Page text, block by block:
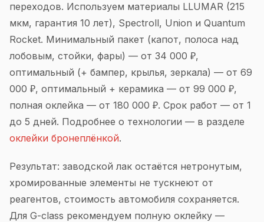
переходов. Используем материалы LLUMAR (215
мкм, гарантия 10 лет), Spectroll, Union и Quantum
Rocket. Минимальный пакет (капот, полоса над
лобовым, стойки, фары) — от 34 000 ₽,
оптимальный (+ бампер, крылья, зеркала) — от 69
000 ₽, оптимальный + керамика — от 99 000 ₽,
полная оклейка — от 180 000 ₽. Срок работ — от 1
до 5 дней. Подробнее о технологии — в разделе
оклейки бронеплёнкой.
Результат: заводской лак остаётся нетронутым,
хромированные элементы не тускнеют от
реагентов, стоимость автомобиля сохраняется.
Для G-class рекомендуем полную оклейку —